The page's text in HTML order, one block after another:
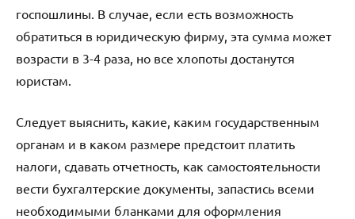
госпошлины. В случае, если есть возможность
обратиться в юридическую фирму, эта сумма может
возрасти в 3-4 раза, но все хлопоты достанутся
юристам.
Следует выяснить, какие, каким государственным
органам и в каком размере предстоит платить
налоги, сдавать отчетность, как самостоятельности
вести бухгалтерские документы, запастись всеми
необходимыми бланками для оформления